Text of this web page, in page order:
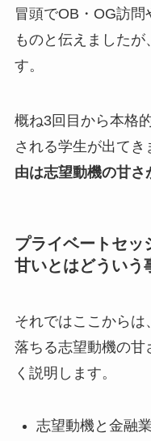
冒頭でOB・OG訪
ものと伝えました
す。
概ね3回目から本格
される学生が出てき
由は志望動機の甘さ
プライベートセッ
甘いとはどういう
それではここから
落ちる志望動機の甘
く説明します。
志望動機と金融